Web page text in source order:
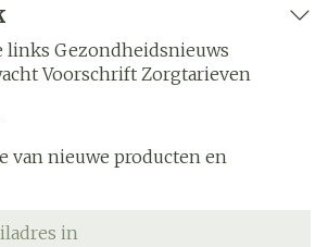
links Gezondheidsnieuws
Voorschrift Zorgtarieven
van nieuwe producten en